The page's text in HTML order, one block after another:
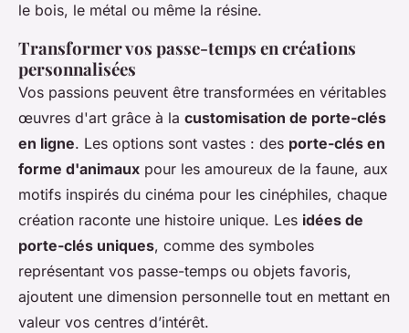
le bois, le métal ou même la résine.
Transformer vos passe-temps en créations
personnalisées
Vos passions peuvent être transformées en véritables
œuvres d'art grâce à la customisation de porte-clés
en ligne. Les options sont vastes : des porte-clés en
forme d'animaux pour les amoureux de la faune, aux
motifs inspirés du cinéma pour les cinéphiles, chaque
création raconte une histoire unique. Les idées de
porte-clés uniques, comme des symboles
représentant vos passe-temps ou objets favoris,
ajoutent une dimension personnelle tout en mettant en
valeur vos centres d’intérêt.